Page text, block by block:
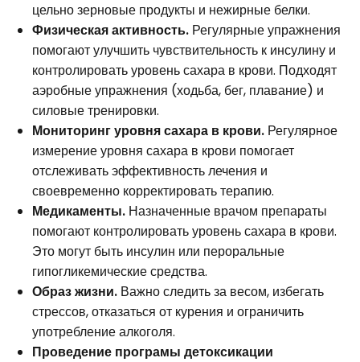
цельно зерновые продукты и нежирные белки.
Физическая активность. Регулярные упражнения
помогают улучшить чувствительность к инсулину и
контролировать уровень сахара в крови. Подходят
аэробные упражнения (ходьба, бег, плавание) и
силовые тренировки.
Мониторинг уровня сахара в крови. Регулярное
измерение уровня сахара в крови помогает
отслеживать эффективность лечения и
своевременно корректировать терапию.
Медикаменты. Назначенные врачом препараты
помогают контролировать уровень сахара в крови.
Это могут быть инсулин или пероральные
гипогликемические средства.
Образ жизни. Важно следить за весом, избегать
стрессов, отказаться от курения и ограничить
употребление алкоголя.
Проведение програмы детоксикации